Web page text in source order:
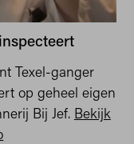
Texel-ganger
op geheel eigen
Bij Jef. Bekijk